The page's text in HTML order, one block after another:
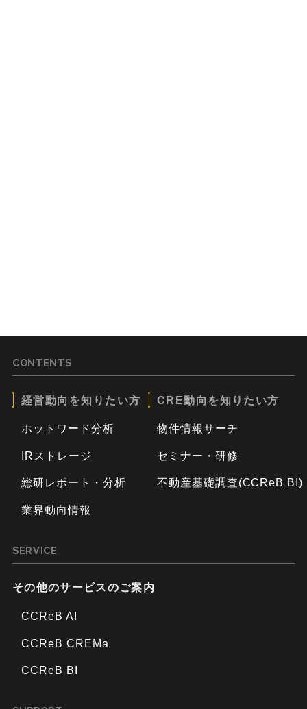
CONTENTS
経営動向を知りたい方
ホットワード分析
IRストレージ
総研レポート・分析
業界動向情報
CRE動向を知りたい方
物件情報サーチ
セミナー・研修
不動産基礎調査(CCReB BI)
SERVICE
その他のサービスのご案内
CCReB AI
CCReB CREMa
CCReB BI